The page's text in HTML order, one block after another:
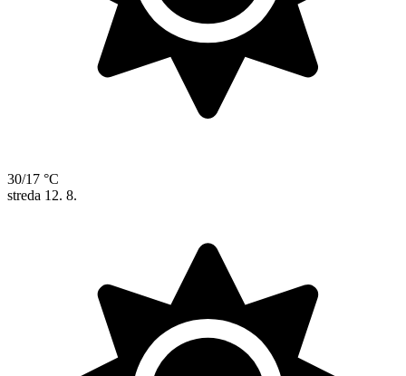
30/17 °C
streda 12. 8.